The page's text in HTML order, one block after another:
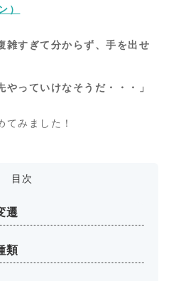
）
雑すぎて分からず、手を出せ
やっていけなそうだ・・・」
てみました！
目次
遷
類